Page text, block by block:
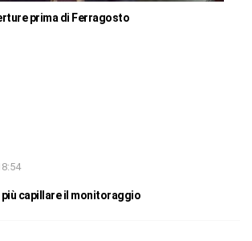
prima di Ferragosto
più capillare il monitoraggio